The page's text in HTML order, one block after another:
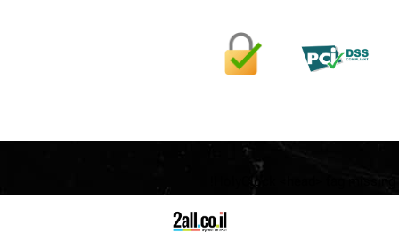
HolyClock <head> tag missing!